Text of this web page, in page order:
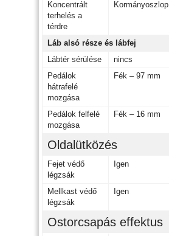
Koncentrált
terhelés a
térdre
Kormányoszlop
Láb alsó része és lábfej
Lábtér sérülése
nincs
Pedálok
hátrafelé
mozgása
Fék – 97 mm
Pedálok felfelé
mozgása
Fék – 16 mm
Oldalütközés
Fejet védő
légzsák
Igen
Mellkast védő
légzsák
Igen
Ostorcsapás effektus